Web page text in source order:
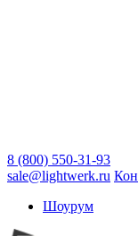
8 (800) 550-31-93
sale@lightwerk.ru
Шоурум